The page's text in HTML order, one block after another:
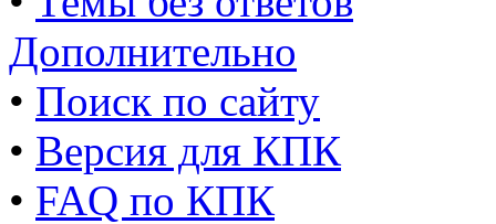
Дополнительно
• Поиск по сайту
• Версия для КПК
• FAQ по КПК